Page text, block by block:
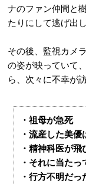
ナのファン仲間と
たりにして逃げ出し
その後、監視カメ
の姿が映っていて
ら、次々に不幸が
・祖母が急死
・流産した美優
・精神科医が飛
・それに当たっ
・行方不明だ